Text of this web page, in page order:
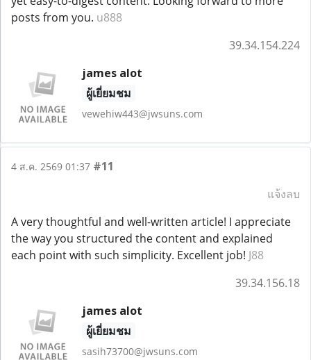
posts from you. u888
39.34.154.224
james alot
ผู้เยี่ยมชม
vewehiw443@jwsuns.com
4 ส.ค. 2569 01:37 #11
แจ้งลบ
A very thoughtful and well-written article! I appreciate
the way you structured the content and explained
each point with such simplicity. Excellent job! J88
39.34.156.18
james alot
ผู้เยี่ยมชม
sasih73700@jwsuns.com